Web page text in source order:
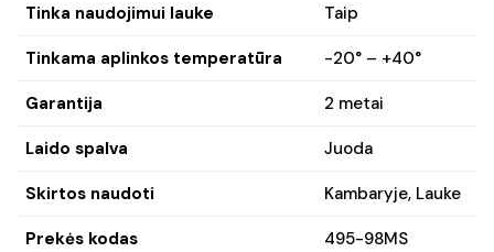
Tinka naudojimui lauke Taip
Tinkama aplinkos temperatūra -20° – +40°
Garantija 2 metai
Laido spalva Juoda
Skirtos naudoti Kambaryje, Lauke
Prekės kodas 495-98MS